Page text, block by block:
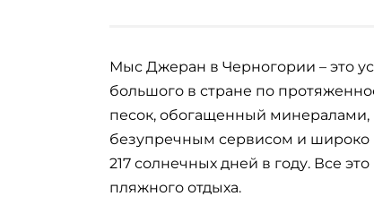
Мыс Джеран в Черногории – это
большого в стране по
песок, обогащенный минералами,
безупречным сервисом и широко
217 солнечных дней в году. Все
пляжного отдыха.